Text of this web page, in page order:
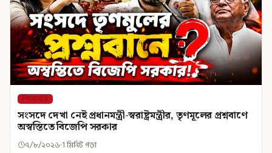
শিরোনাম
সংসদে দেখা নেই প্রধানমন্ত্রী-স্বরাষ্ট্রমন্ত্রীর, তৃণমূলের প্রশ্নবাণে
অস্বস্তিতে বিজেপি সরকার
৭/৮/২০২৬ 1 মিনিট পড়া